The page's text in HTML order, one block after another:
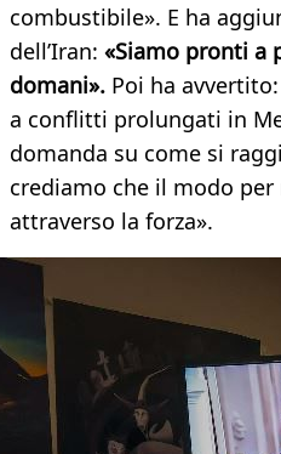
combustibile». E ha
dell’Iran: «Siamo pronti a
domani». Poi ha
a conflitti prolungati in
domanda su come si
crediamo che il modo
attraverso la forza».